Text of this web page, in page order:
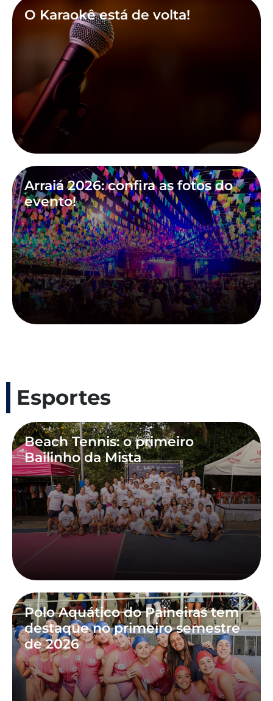
O Karaokê está de volta!
Arraiá 2026: confira as fotos do
evento!
Esportes
Beach Tennis: o primeiro
Bailinho da Mista
Polo Aquático do Paineiras tem
destaque no primeiro semestre
de 2026